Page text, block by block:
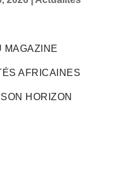
MAGAZINE
AFRICAINES
HORIZON